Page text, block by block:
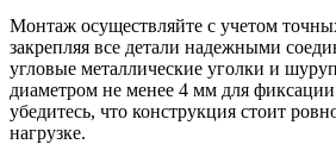
Монтаж осуществляйте с учетом
закрепляя все детали надежными
угловые металлические уголки и
диаметром не менее 4 мм для
убедитесь, что конструкция стоит
нагрузке.